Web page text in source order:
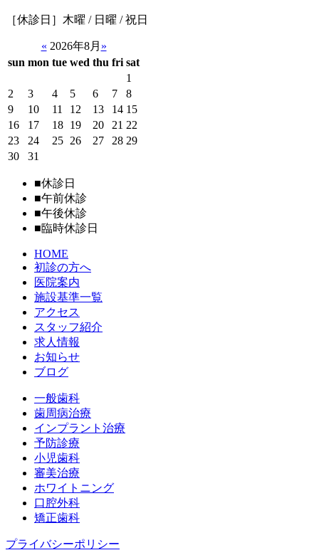
［休診日］ 木曜 / 日曜 / 祝日
« 2026年8月 »
sun mon tue wed thu fri sat
1
2
3 4 5 6 7
8
9
10 11 12 13 14 15
16
17 18 19 20 21 22
23
24 25 26 27 28 29
30
31
■休診日
■午前休診
■午後休診
■臨時休診日
HOME
初診の方へ
医院案内
施設基準一覧
アクセス
スタッフ紹介
求人情報
お知らせ
ブログ
一般歯科
歯周病治療
インプラント治療
予防診療
小児歯科
審美治療
ホワイトニング
口腔外科
矯正歯科
プライバシーポリシー